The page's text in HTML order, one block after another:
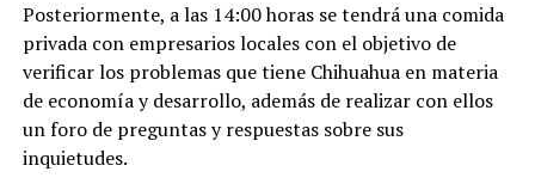
Posteriormente, a las 14:00 horas se tendrá una comida
privada con empresarios locales con el objetivo de
verificar los problemas que tiene Chihuahua en materia
de economía y desarrollo, además de realizar con ellos
un foro de preguntas y respuestas sobre sus
inquietudes.